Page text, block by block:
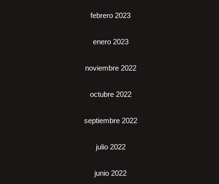
febrero 2023
enero 2023
noviembre 2022
octubre 2022
septiembre 2022
julio 2022
junio 2022